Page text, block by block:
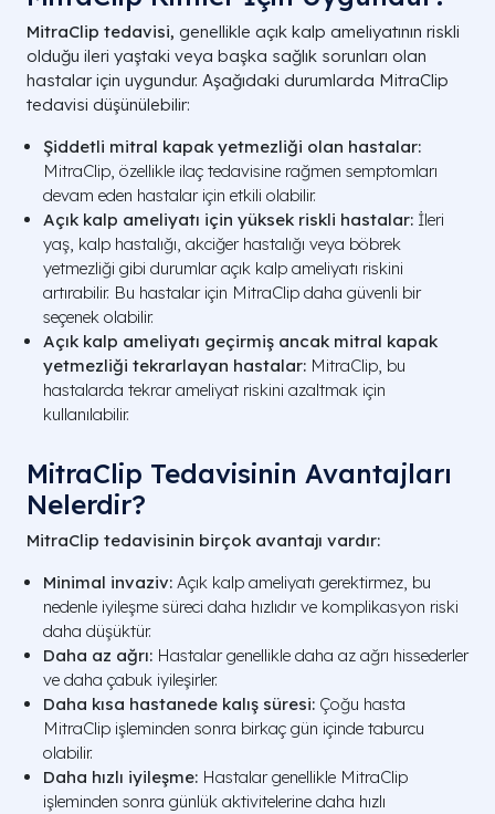
MitraClip tedavisi, genellikle açık kalp ameliyatının riskli
olduğu ileri yaştaki veya başka sağlık sorunları olan
hastalar için uygundur. Aşağıdaki durumlarda MitraClip
tedavisi düşünülebilir:
Şiddetli mitral kapak yetmezliği olan hastalar:
MitraClip, özellikle ilaç tedavisine rağmen semptomları
devam eden hastalar için etkili olabilir.
Açık kalp ameliyatı için yüksek riskli hastalar: İleri
yaş, kalp hastalığı, akciğer hastalığı veya böbrek
yetmezliği gibi durumlar açık kalp ameliyatı riskini
artırabilir. Bu hastalar için MitraClip daha güvenli bir
seçenek olabilir.
Açık kalp ameliyatı geçirmiş ancak mitral kapak
yetmezliği tekrarlayan hastalar: MitraClip, bu
hastalarda tekrar ameliyat riskini azaltmak için
kullanılabilir.
MitraClip Tedavisinin Avantajları
Nelerdir?
MitraClip tedavisinin birçok avantajı vardır:
Minimal invaziv: Açık kalp ameliyatı gerektirmez, bu
nedenle iyileşme süreci daha hızlıdır ve komplikasyon riski
daha düşüktür.
Daha az ağrı: Hastalar genellikle daha az ağrı hissederler
ve daha çabuk iyileşirler.
Daha kısa hastanede kalış süresi: Çoğu hasta
MitraClip işleminden sonra birkaç gün içinde taburcu
olabilir.
Daha hızlı iyileşme: Hastalar genellikle MitraClip
işleminden sonra günlük aktivitelerine daha hızlı